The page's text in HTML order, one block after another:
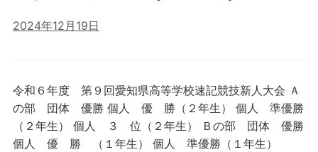
2024年12月19日
令和６年度 第９回愛知県高等学校速記競技新人大会 Ａ
の部 団体 優勝 個人 優 勝（２年生） 個人 準優勝
（２年生） 個人 ３ 位（２年生） Ｂの部 団体 優勝
個人 優 勝 （１年生） 個人 準優勝（１年生）